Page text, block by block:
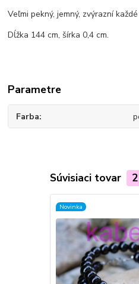
Veľmi pekný, jemný, zvýrazní
Dĺžka 144 cm, šírka 0,4 cm.
Parametre
Farba
Súvisiaci tovar
Novinka